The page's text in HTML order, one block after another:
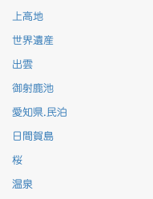
上高地
世界遺産
出雲
御射鹿池
愛知県.民泊
日間賀島
桜
温泉